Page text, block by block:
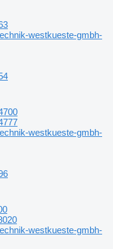
westkueste-gmbh-
westkueste-gmbh-
westkueste-gmbh-